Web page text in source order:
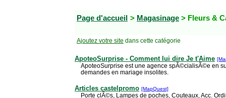
Page d'accueil > Magasinage > Fleurs &
Ajoutez votre site dans cette catégorie
ApoteoSurprise - Comment lui dire Je t'Aime
ApoteoSurprise est une agence spÃ©cialisÃ©e en
demandes en mariage insolites.
Articles castelpromo [MapQuest]
Porte clÃ©s, Lampes de poches, Couteaux, Acc.